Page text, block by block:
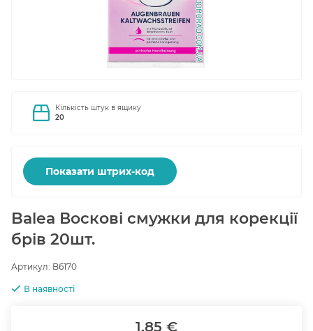
Кількість штук в ящику
20
Показати штрих-код
Balea Воскові смужки для корекції
брів 20шт.
Артикул: B6170
В наявності
1.85 €